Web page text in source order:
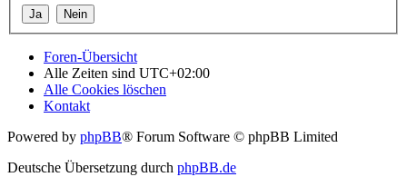
Foren-Übersicht
Alle Zeiten sind UTC+02:00
Alle Cookies löschen
Kontakt
Powered by phpBB® Forum Software © phpBB Limited
Deutsche Übersetzung durch phpBB.de